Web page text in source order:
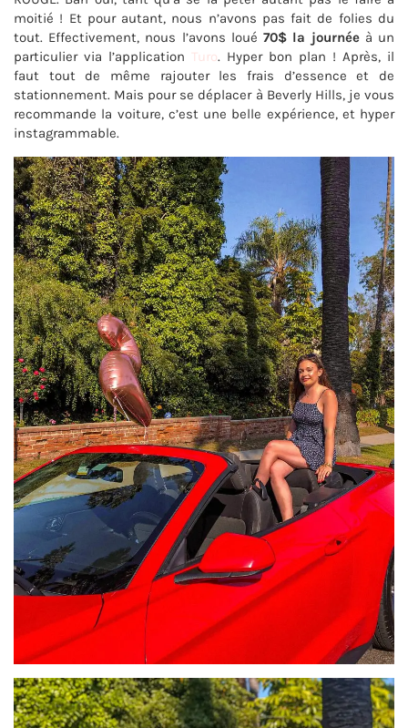
moitié ! Et pour autant, nous n’avons pas fait de folies du
tout. Effectivement, nous l’avons loué70$ la journéeà un
particulier via l’application
Turo. Hyper bon plan ! Après, il
faut tout de même rajouter les frais d’essence et de
stationnement. Mais pour se déplacer à Beverly Hills, je vous
recommande la voiture, c’est une belle expérience, et hyper
instagrammable.